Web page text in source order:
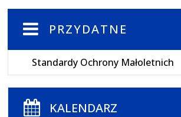
PRZYDATNE
Standardy Ochrony Małoletnich
KALENDARZ